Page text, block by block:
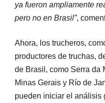
ya fueron ampliamente
pero no en Brasil”,
Ahora, los trucheros,
productores de truchas,
de Brasil, como Serra da
Minas Gerais y Río de
pueden iniciar el análisis